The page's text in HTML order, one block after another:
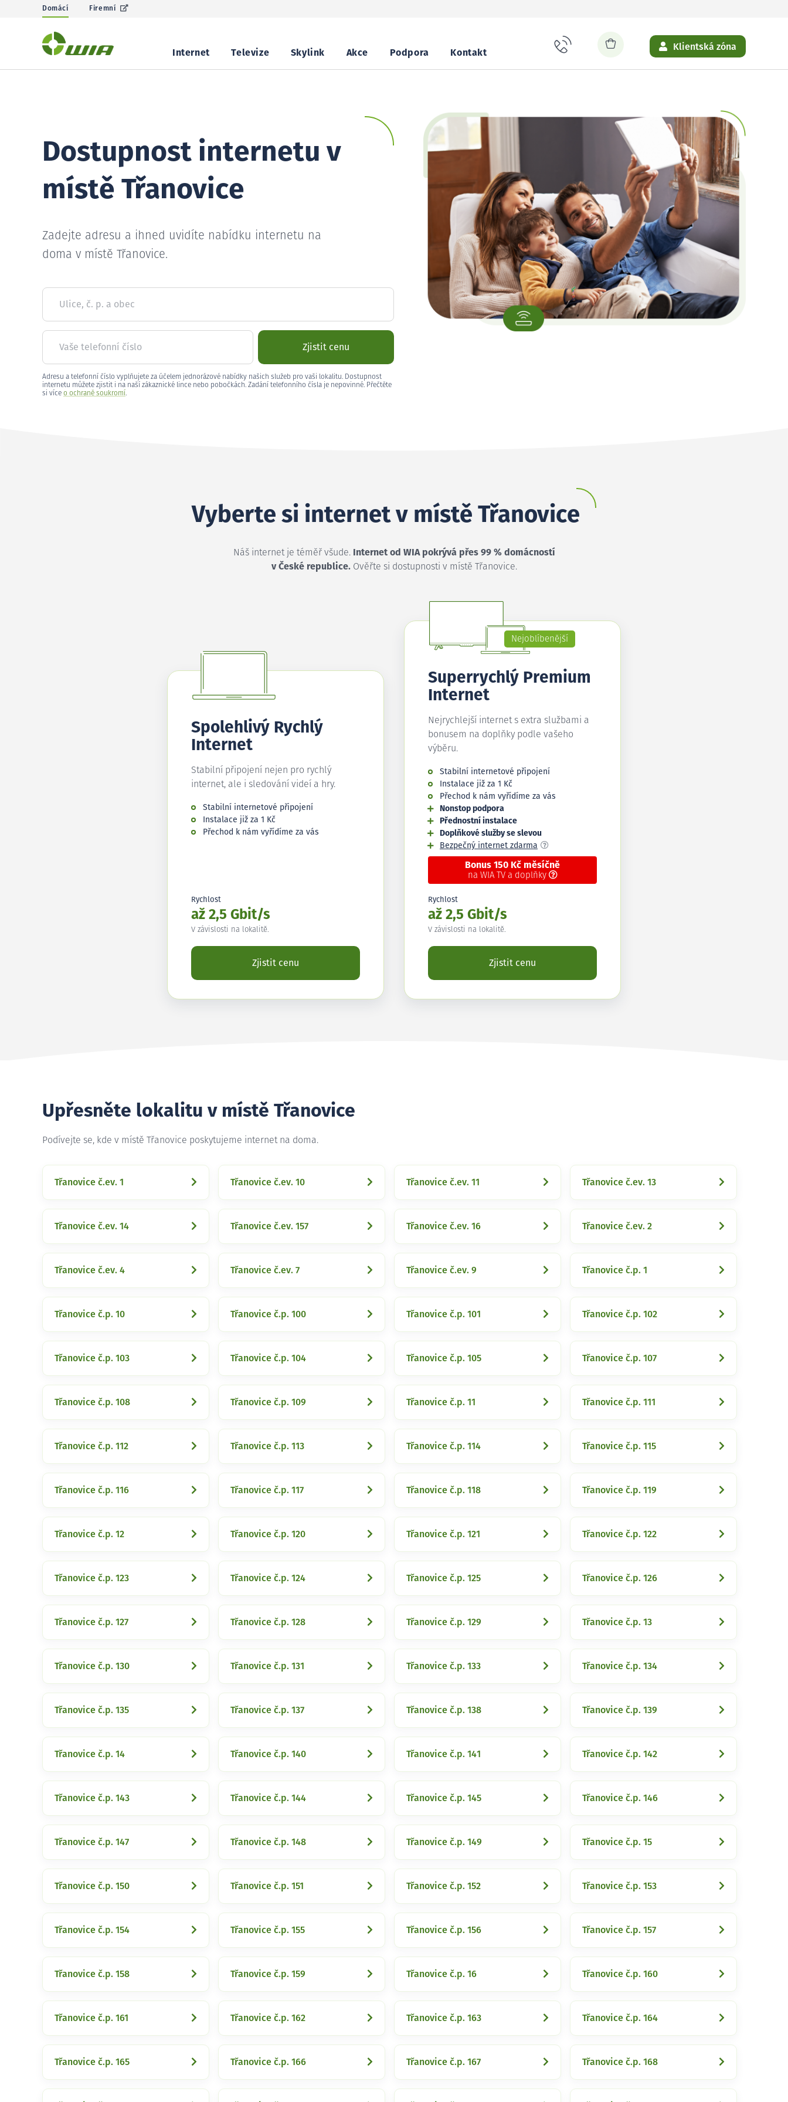
Domácí Firemní
Internet Televize Skylink Akce Podpora Kontakt
Klientská zóna
Dostupnost internetu v
místě Třanovice
Zadejte adresu a ihned uvidíte nabídku internetu na
doma v místě Třanovice.
Ulice, č. p. a obec
Vaše telefonní číslo Zjistit cenu
Adresu a telefonní číslo vyplňujete za účelem jednorázové nabídky našich služeb pro vaši lokalitu. Dostupnost
internetu můžete zjistit i na naší zákaznické lince nebo pobočkách. Zadání telefonního čísla je nepovinné. Přečtěte
si více o ochraně soukromí.
Vyberte si internet v místě Třanovice
Náš internet je téměř všude.
Internet od WIA pokrývá přes 99 % domácností
v České republice.Ověřte si dostupnosti v místě Třanovice.
Spolehlivý Rychlý
Internet
Stabilní připojení nejen pro rychlý
internet, ale i sledování videí a hry.
Stabilní internetové připojení
Instalace již za 1 Kč
Přechod k nám vyřídíme za vás
Rychlost
až 2,5 Gbit/s
V závislosti na lokalitě.
Zjistit cenu
Nejoblíbenější
Superrychlý Premium
Internet
Nejrychlejší internet s extra službami a
bonusem na doplňky podle vašeho
výběru.
Stabilní internetové připojení
Instalace již za 1 Kč
Přechod k nám vyřídíme za vás
Nonstop podpora
Přednostní instalace
Doplňkové služby se slevou
Bezpečný internet zdarma
Bonus 150 Kč měsíčně
na WIA TV a doplňky
Rychlost
až 2,5 Gbit/s
V závislosti na lokalitě.
Zjistit cenu
Upřesněte lokalitu v místě Třanovice
Podívejte se, kde v místě Třanovice poskytujeme internet na doma.
Třanovice č.ev. 1 Třanovice č.ev. 10 Třanovice č.ev. 11 Třanovice č.ev. 13
Třanovice č.ev. 14 Třanovice č.ev. 157 Třanovice č.ev. 16 Třanovice č.ev. 2
Třanovice č.ev. 4 Třanovice č.ev. 7 Třanovice č.ev. 9 Třanovice č.p. 1
Třanovice č.p. 10 Třanovice č.p. 100 Třanovice č.p. 101 Třanovice č.p. 102
Třanovice č.p. 103 Třanovice č.p. 104 Třanovice č.p. 105 Třanovice č.p. 107
Třanovice č.p. 108 Třanovice č.p. 109 Třanovice č.p. 11 Třanovice č.p. 111
Třanovice č.p. 112 Třanovice č.p. 113 Třanovice č.p. 114 Třanovice č.p. 115
Třanovice č.p. 116 Třanovice č.p. 117 Třanovice č.p. 118 Třanovice č.p. 119
Třanovice č.p. 12 Třanovice č.p. 120 Třanovice č.p. 121 Třanovice č.p. 122
Třanovice č.p. 123 Třanovice č.p. 124 Třanovice č.p. 125 Třanovice č.p. 126
Třanovice č.p. 127 Třanovice č.p. 128 Třanovice č.p. 129 Třanovice č.p. 13
Třanovice č.p. 130 Třanovice č.p. 131 Třanovice č.p. 133 Třanovice č.p. 134
Třanovice č.p. 135 Třanovice č.p. 137 Třanovice č.p. 138 Třanovice č.p. 139
Třanovice č.p. 14 Třanovice č.p. 140 Třanovice č.p. 141 Třanovice č.p. 142
Třanovice č.p. 143 Třanovice č.p. 144 Třanovice č.p. 145 Třanovice č.p. 146
Třanovice č.p. 147 Třanovice č.p. 148 Třanovice č.p. 149 Třanovice č.p. 15
Třanovice č.p. 150 Třanovice č.p. 151 Třanovice č.p. 152 Třanovice č.p. 153
Třanovice č.p. 154 Třanovice č.p. 155 Třanovice č.p. 156 Třanovice č.p. 157
Třanovice č.p. 158 Třanovice č.p. 159 Třanovice č.p. 16 Třanovice č.p. 160
Třanovice č.p. 161 Třanovice č.p. 162 Třanovice č.p. 163 Třanovice č.p. 164
Třanovice č.p. 165 Třanovice č.p. 166 Třanovice č.p. 167 Třanovice č.p. 168